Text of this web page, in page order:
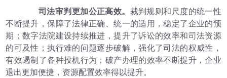
司法审判更加公正高效。 裁判规则和尺度的统一性
不断提升，保障了法律正确、统一的适用，稳定了企业的预
期；数字法院建设持续推进，提升了诉讼的效率和司法资源
的可及性；执行难的问题逐步破解，强化了司法的权威性，
有效遏制了各种投机行为；破产办理的效率不断提升，企业
退出更加便捷，资源配置效率得以提升。